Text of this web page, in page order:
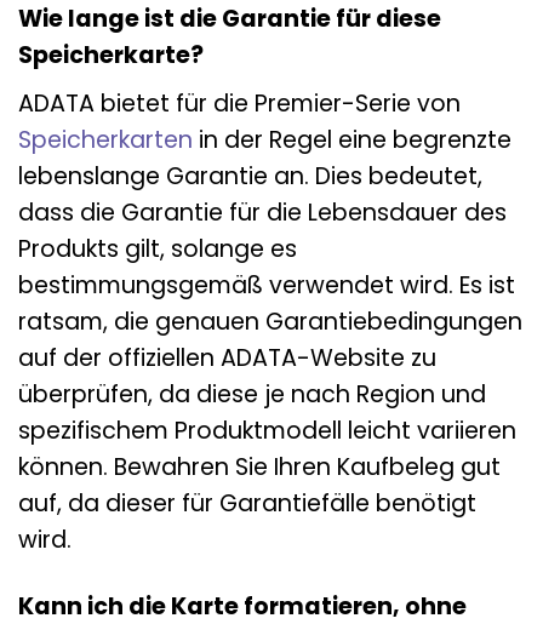
Wie lange ist die Garantie für diese
Speicherkarte?
ADATA bietet für die Premier-Serie von
Speicherkarten in der Regel eine begrenzte
lebenslange Garantie an. Dies bedeutet,
dass die Garantie für die Lebensdauer des
Produkts gilt, solange es
bestimmungsgemäß verwendet wird. Es ist
ratsam, die genauen Garantiebedingungen
auf der offiziellen ADATA-Website zu
überprüfen, da diese je nach Region und
spezifischem Produktmodell leicht variieren
können. Bewahren Sie Ihren Kaufbeleg gut
auf, da dieser für Garantiefälle benötigt
wird.
Kann ich die Karte formatieren, ohne